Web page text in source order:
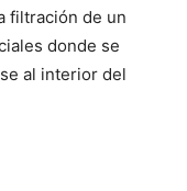
filtración de un
donde se
al interior del